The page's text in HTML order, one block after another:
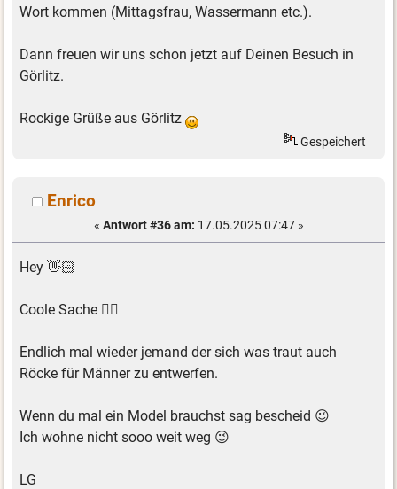
Wort kommen (Mittagsfrau, Wassermann etc.).
Dann freuen wir uns schon jetzt auf Deinen Besuch in
Görlitz.
Rockige Grüße aus Görlitz
Gespeichert
Enrico
« Antwort #36 am: 17.05.2025 07:47 »
Hey 👋🏻
Coole Sache 👍🏻
Endlich mal wieder jemand der sich was traut auch
Röcke für Männer zu entwerfen.
Wenn du mal ein Model brauchst sag bescheid 😉
Ich wohne nicht sooo weit weg 😉
LG